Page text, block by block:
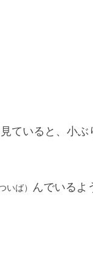
ていると、小ぶ
いば） んでいるよ